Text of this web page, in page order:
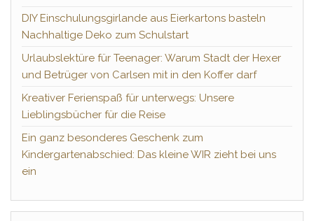
DIY Einschulungsgirlande aus Eierkartons basteln
Nachhaltige Deko zum Schulstart
Urlaubslektüre für Teenager: Warum Stadt der Hexer
und Betrüger von Carlsen mit in den Koffer darf
Kreativer Ferienspaß für unterwegs: Unsere
Lieblingsbücher für die Reise
Ein ganz besonderes Geschenk zum
Kindergartenabschied: Das kleine WIR zieht bei uns
ein